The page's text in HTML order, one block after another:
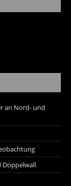
an Nord- und
Doppelwall